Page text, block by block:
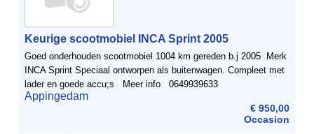
Keurige scootmobiel INCA Sprint 2005
Goed onderhouden scootmobiel 1004 km gereden b.j 2005 Merk
INCA Sprint Speciaal ontworpen als buitenwagen. Compleet met
lader en goede accu;s Meer info 0649939633
Appingedam
€ 950,00
Occasion